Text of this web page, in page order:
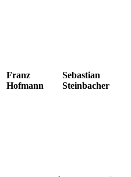
Franz
Hofmann
Sebastian
Steinbacher